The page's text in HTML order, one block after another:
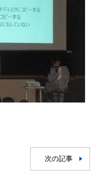
次の記事